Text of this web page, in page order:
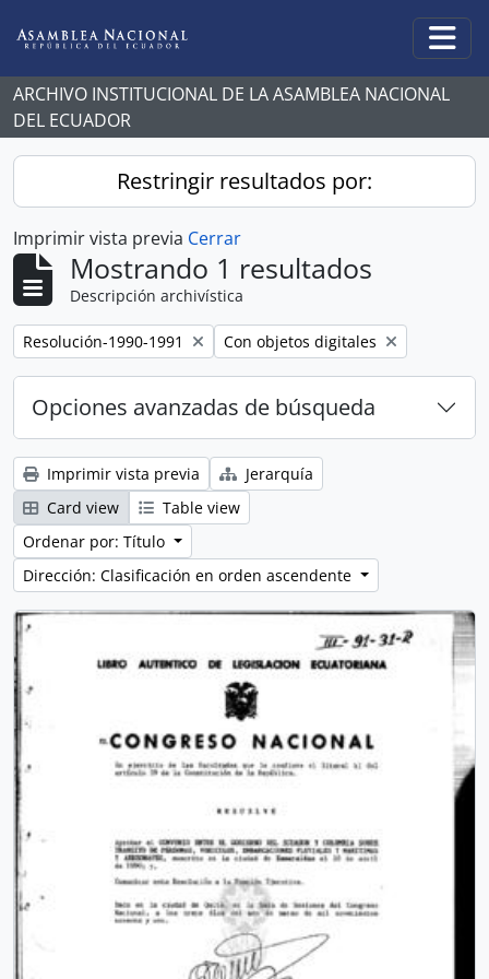
ARCHIVO INSTITUCIONAL DE LA ASAMBLEA NACIONAL
DEL ECUADOR
Restringir resultados por:
Imprimir vista previa Cerrar
Mostrando 1 resultados
Descripción archivística
Remove filter:
Resolución-1990-1991 Remove filter:
Con objetos digitales
Opciones avanzadas de búsqueda
Imprimir vista previa
Jerarquía
Card view
Table view
Ordenar por: Título
Dirección: Clasificación en orden ascendente